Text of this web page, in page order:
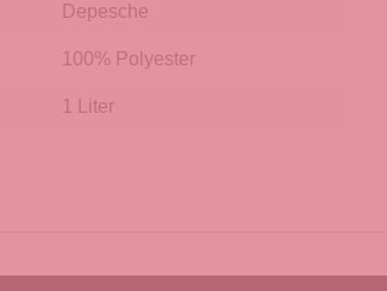
Depesche
100% Polyester
1 Liter